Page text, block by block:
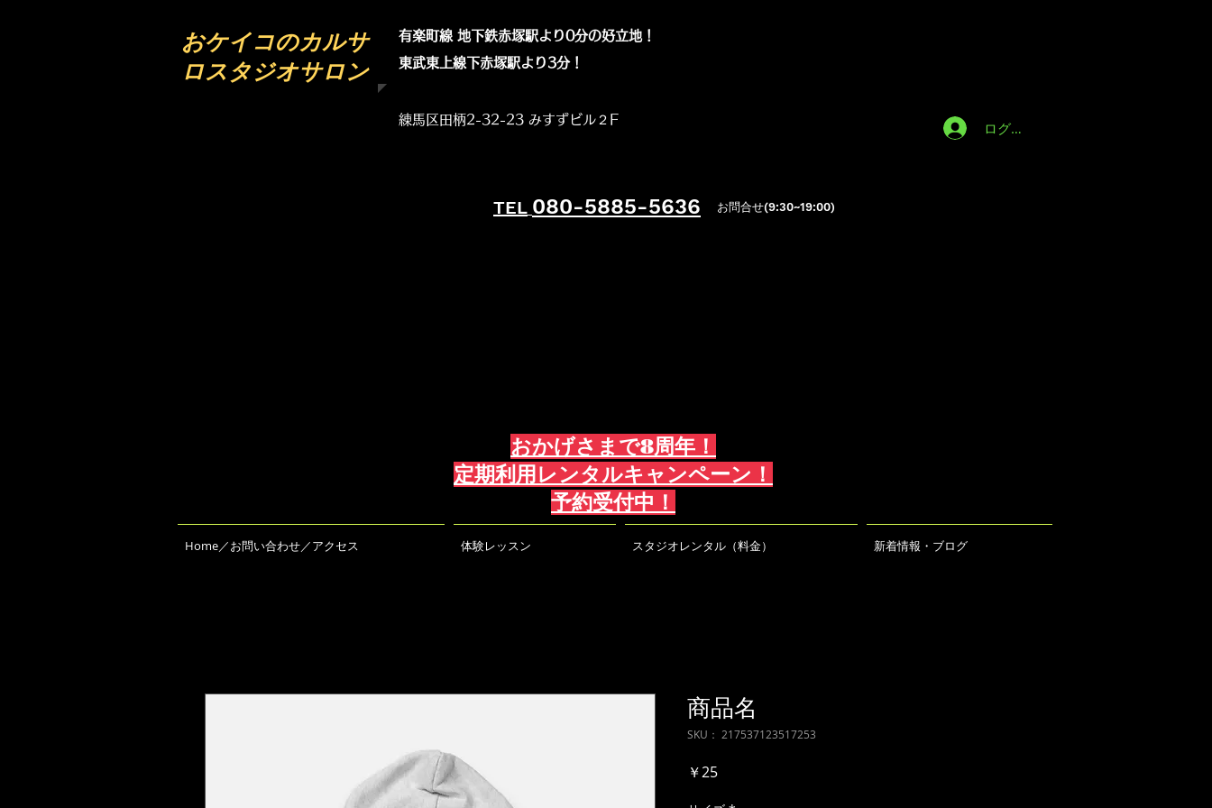
​おケイコのカルサ
ロスタジオサロン
有楽町線 地下鉄赤塚駅より0分の好立地！
​東武東上線下赤塚駅より3分！
練馬区田柄2-32-23 みすずビル２F
TEL 080-5885-5636 お問合せ(9:30~19:00)
おかげさまで8周年！
定期利用レンタルキャンペーン！
予約受付中！
ログイン
Home／お問い合わせ／アクセス 体験レッスン スタジオレンタル（料金） 新着情報・ブログ
商品名
SKU： 217537123517253
￥25価